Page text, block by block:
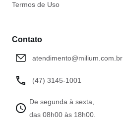
Termos de Uso
Contato
atendimento@milium.com.br
(47) 3145-1001
De segunda à sexta,
das 08h00 às 18h00.